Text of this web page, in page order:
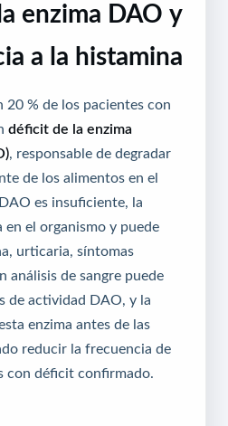
enzima DAO y
a la histamina
% de los pacientes con
déficit de la enzima
, responsable de degradar
de los alimentos en el
es insuficiente, la
en el organismo y puede
urticaria, síntomas
análisis de sangre puede
de actividad DAO, y la
enzima antes de las
reducir la frecuencia de
con déficit confirmado.